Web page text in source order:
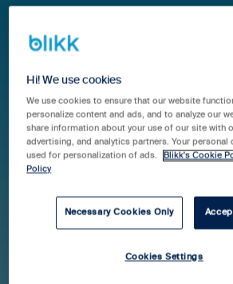
Det finns inga förslag eftersom
Hjälpcenter Blikk Pro & Business
E-signeringar
Hi! We use cookies
We use cookies to ensure that our website
personalize content and ads, and to analyze our
share information about your use of our site with
advertising, and analytics partners. Your personal
used for personalization of ads.
Blikk's Cookie
Policy
Necessary Cookies Only
Cookies Settings